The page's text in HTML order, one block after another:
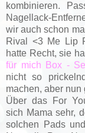
kombinieren.
Nagellack-
wir auch schon
Rival <3 Me Lip
hatte Recht, sie
für mich Box -
nicht so
machen, aber
Über das For
sich Mama sehr,
solchen Pads